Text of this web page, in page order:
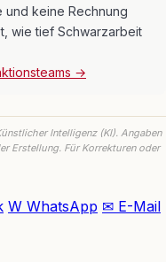
keine Rechnung
wie tief Schwarzarbeit
→
Intelligenz (KI). Angaben
Erstellung. Für Korrekturen oder
W WhatsApp ✉ E-Mail